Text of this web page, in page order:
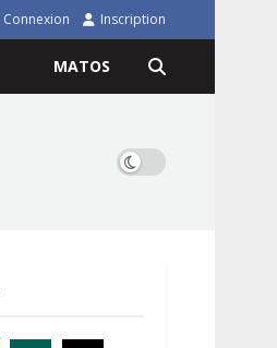
Connexion Inscription
MATOS